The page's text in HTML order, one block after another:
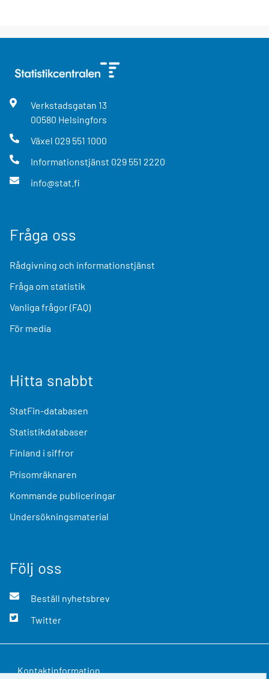
Verkstadsgatan 13
00580 Helsingfors
Växel 029 551 1000
Informationstjänst 029 551 2220
info@stat.fi
Fråga oss
Rådgivning och informationstjänst
Fråga om statistik
Vanliga frågor (FAQ)
För media
Hitta snabbt
StatFin-databasen
Statistikdatabaser
Finland i siffror
Prisomräknaren
Kommande publiceringar
Undersökningsmaterial
Följ oss
Beställ nyhetsbrev
Twitter
Kontaktinformation